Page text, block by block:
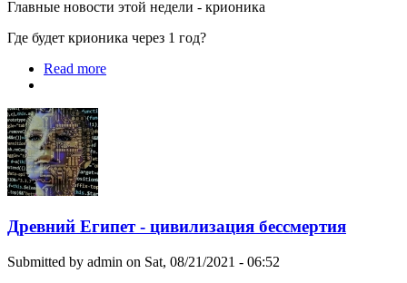
Главные новости этой недели - крионика
Где будет крионика через 1 год?
Read more
Древний Египет - цивилизация бессмертия
Submitted by admin on Sat, 08/21/2021 - 06:52